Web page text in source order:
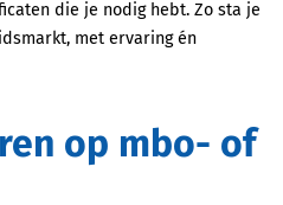
die je nodig hebt. Zo sta je
met ervaring én